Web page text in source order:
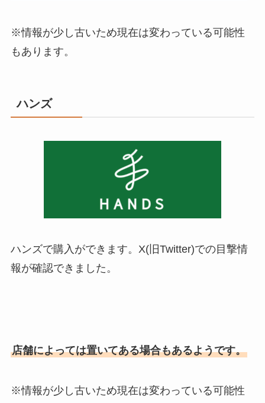
※情報が少し古いため現在は変わっている可能性
もあります。
ハンズ
ハンズで購入ができます。X(旧Twitter)での目撃情
報が確認できました。
店舗によっては置いてある場合もあるようです。
※情報が少し古いため現在は変わっている可能性